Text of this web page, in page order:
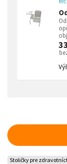
Stoličky pre